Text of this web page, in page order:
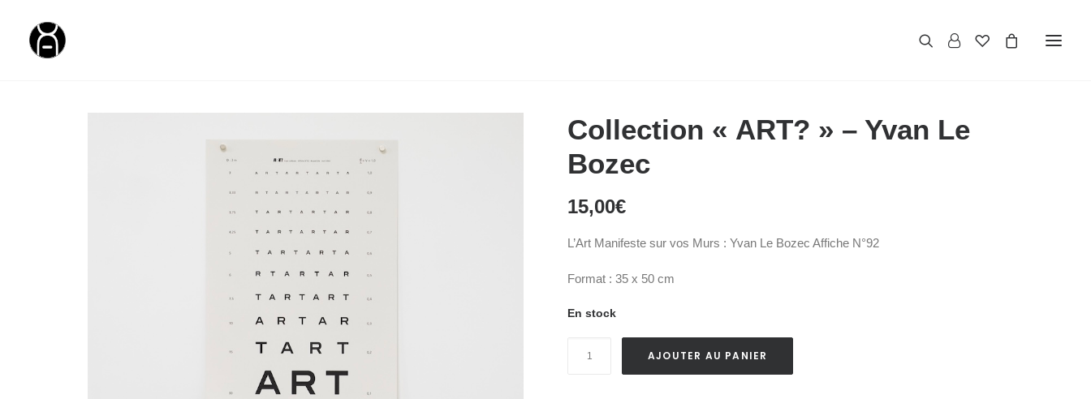
Collection « ART? » – Yvan Le
Bozec
15,00€
L’Art Manifeste sur vos Murs : Yvan Le Bozec Affiche N°92
Format : 35 x 50 cm
En stock
AJOUTER AU PANIER